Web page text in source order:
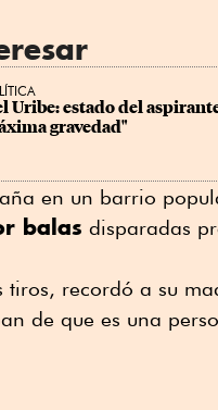
Uribe: estado del
gravedad"
en un barrio
balas disparadas
tiros, recordó a su
de que es una